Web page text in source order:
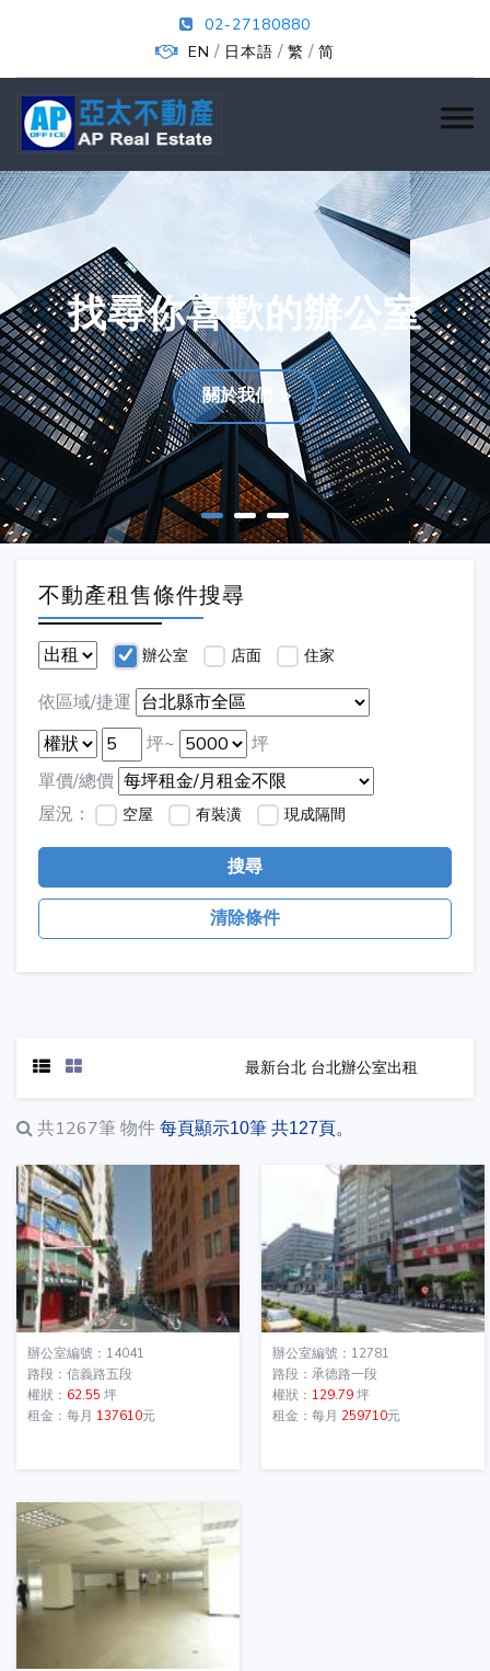
02-27180880
EN / 日本語 / 繁 / 简
找尋你喜歡的辦公室
關於我們
不動產租售條件搜尋
辦公室 店面 住家
依區域/捷運
坪~
坪
單價/總價
屋況：
空屋 有裝潢 現成隔間
搜尋
清除條件
最新台北 台北辦公室出租
共1267筆 物件 每頁顯示10筆 共127頁。
辦公室編號：14041
路段：信義路五段
權狀： 62.55 坪
租金：每月 137610元
辦公室編號：12781
路段：承德路一段
權狀： 129.79坪
租金：每月 259710元